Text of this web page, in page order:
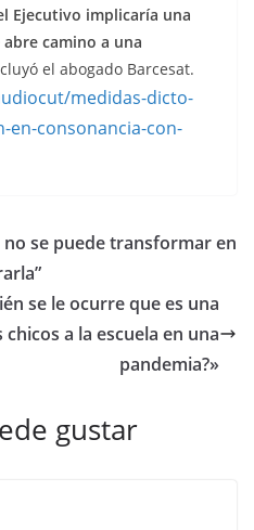
Ejecutivo implicaría una
camino a una
el abogado Barcesat.
medidas-dicto-
en-consonancia-con-
no se puede transformar en
se le ocurre que es una
a la escuela en una
pandemia?»
gustar